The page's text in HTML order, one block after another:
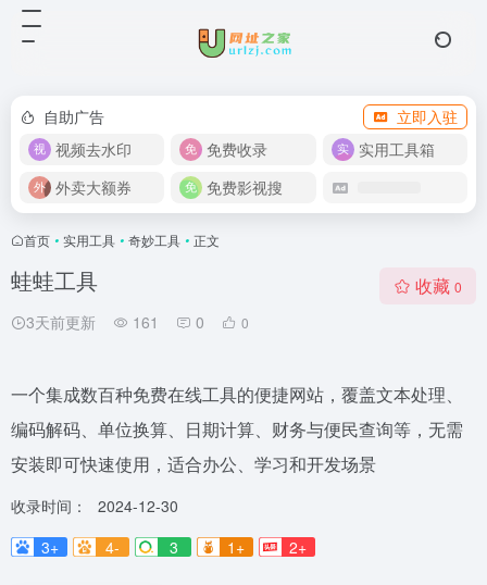
自助广告
立即入驻
视频去水印
免费收录
实用工具箱
外卖大额券
免费影视搜
首页 • 实用工具 • 奇妙工具 • 正文
蛙蛙工具
3天前更新 161 0 0
收藏 0
一个集成数百种免费在线工具的便捷网站，覆盖文本处理、
编码解码、单位换算、日期计算、财务与便民查询等，无需
安装即可快速使用，适合办公、学习和开发场景
收录时间：
2024-12-30
3+
4- 3 1+ 2+